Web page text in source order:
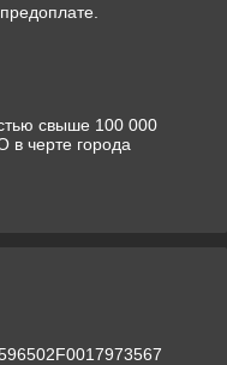
свыше 100 000
в черте города